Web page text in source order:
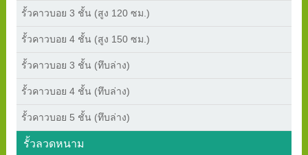
รั้วคาวบอย 3 ชั้น (สูง 120 ซม.)
รั้วคาวบอย 4 ชั้น (สูง 150 ซม.)
รั้วคาวบอย 3 ชั้น (ทึบล่าง)
รั้วคาวบอย 4 ชั้น (ทึบล่าง)
รั้วคาวบอย 5 ชั้น (ทึบล่าง)
รั้วลวดหนาม